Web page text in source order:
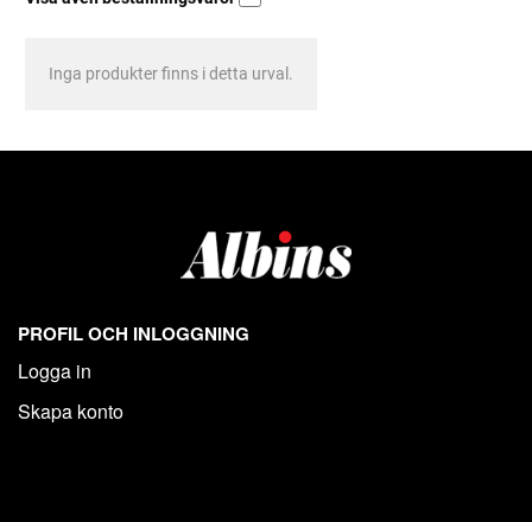
Inga produkter finns i detta urval.
PROFIL OCH INLOGGNING
Logga in
Skapa konto